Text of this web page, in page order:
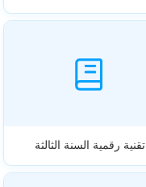
تقنية رقمية السنة الثالثة